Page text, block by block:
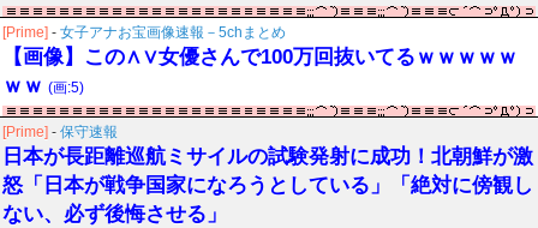
[Prime] - 女子アナお宝画像速報－5chまとめ
【画像】この∧∨女優さんで100万回抜いてるｗｗｗｗｗ
ｗｗ (画:5)
[Prime] - 保守速報
日本が長距離巡航ミサイルの試験発射に成功！北朝鮮が激
怒「日本が戦争国家になろうとしている」「絶対に傍観し
ない、必ず後悔させる」